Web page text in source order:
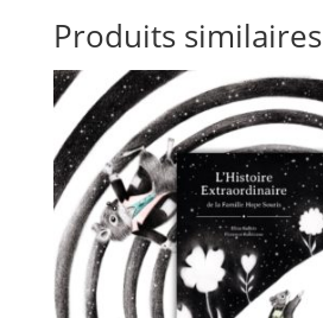
Produits similaires